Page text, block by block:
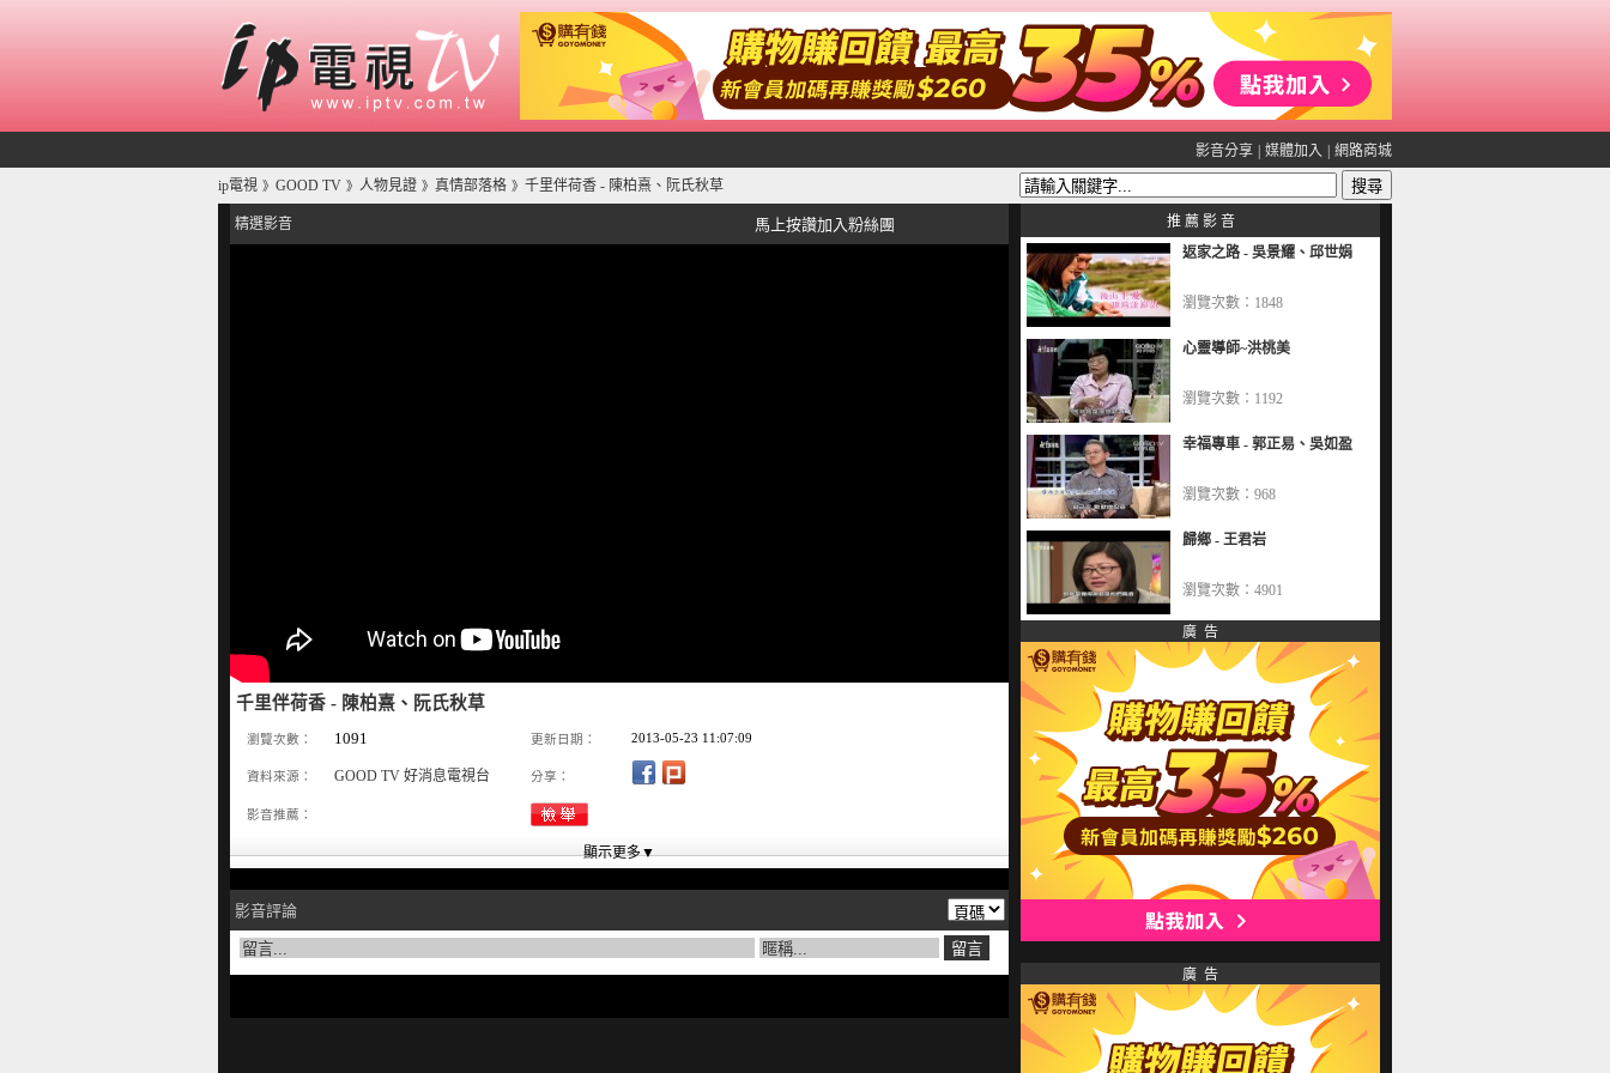
影音分享 媒體加入 網路商城
ip電視 》 GOOD TV 》 人物見證 》 真情部落格 》 千里伴荷香 - 陳柏熹、阮氏秋草
精選影音 馬上按讚加入粉絲團
千里伴荷香 - 陳柏熹、阮氏秋草
瀏覽次數： 1091 更新日期： 2013-05-23 11:07:09
資料來源： GOOD TV 好消息電視台 分享：
影音推薦：
影音評論
推 薦 影 音
返家之路 - 吳景耀、邱世娟
瀏覽次數：1848
心靈導師~洪桃美
瀏覽次數：1192
幸福專車 - 郭正易、吳如盈
瀏覽次數：968
歸鄉 - 王君岩
瀏覽次數：4901
廣 告
廣 告